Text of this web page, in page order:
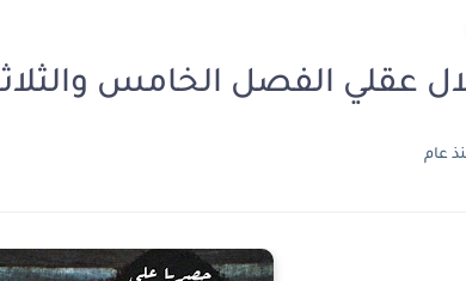
عقلي الفصل الخامس والثلاثون 35 بقلم
عام